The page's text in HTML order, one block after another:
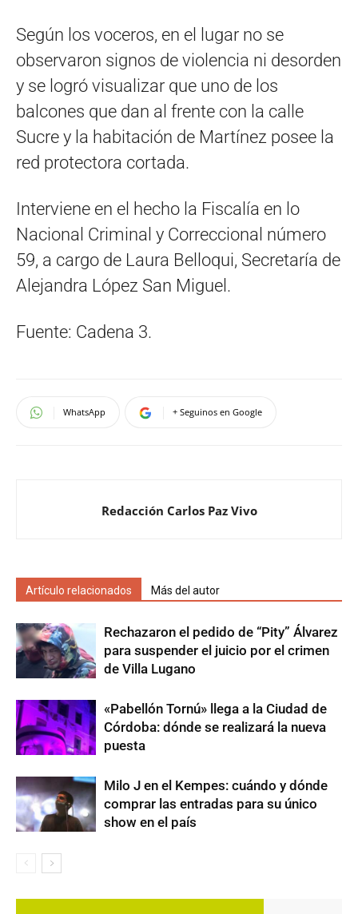
Según los voceros, en el lugar no se
observaron signos de violencia ni desorden
y se logró visualizar que uno de los
balcones que dan al frente con la calle
Sucre y la habitación de Martínez posee la
red protectora cortada.
Interviene en el hecho la Fiscalía en lo
Nacional Criminal y Correccional número
59, a cargo de Laura Belloqui, Secretaría de
Alejandra López San Miguel.
Fuente: Cadena 3.
WhatsApp + Seguinos en Google
Redacción Carlos Paz Vivo
Artículo relacionados Más del autor
Rechazaron el pedido de “Pity” Álvarez
para suspender el juicio por el crimen
de Villa Lugano
«Pabellón Tornú» llega a la Ciudad de
Córdoba: dónde se realizará la nueva
puesta
Milo J en el Kempes: cuándo y dónde
comprar las entradas para su único
show en el país